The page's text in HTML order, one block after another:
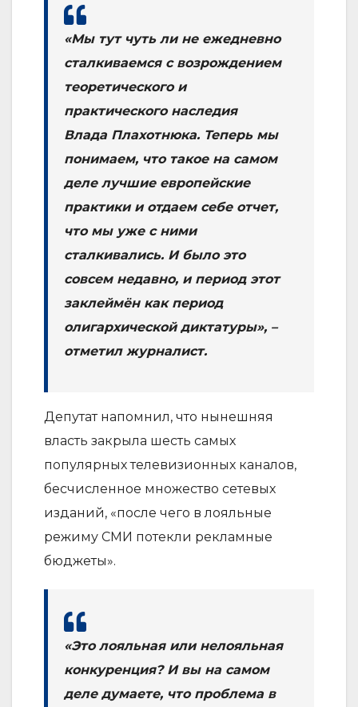
«Мы тут чуть ли не ежедневно
сталкиваемся с возрождением
теоретического и
практического наследия
Влада Плахотнюка. Теперь мы
понимаем, что такое на самом
деле лучшие европейские
практики и отдаем себе отчет,
что мы уже с ними
сталкивались. И было это
совсем недавно, и период этот
заклеймён как период
олигархической диктатуры», –
отметил журналист.
Депутат напомнил, что нынешняя
власть закрыла шесть самых
популярных телевизионных каналов,
бесчисленное множество сетевых
изданий, «после чего в лояльные
режиму СМИ потекли рекламные
бюджеты».
«Это лояльная или нелояльная
конкуренция? И вы на самом
деле думаете, что проблема в